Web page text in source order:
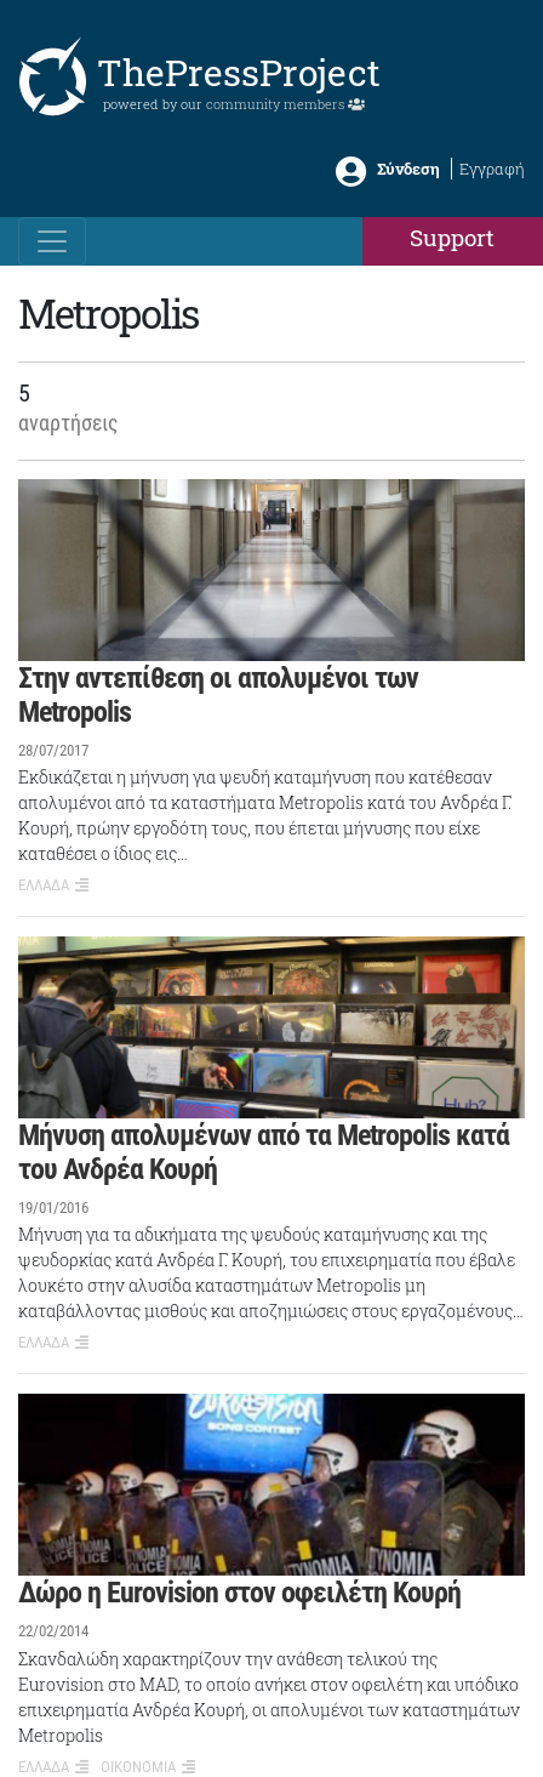
ThePressProject
powered by our community members
Σύνδεση Εγγραφή
Support
Metropolis
5
αναρτήσεις
Στην αντεπίθεση οι απολυμένοι των
Μetropolis
28/07/2017
Εκδικάζεται η μήνυση για ψευδή καταμήνυση που κατέθεσαν
απολυμένοι από τα καταστήματα Metropolis κατά του Ανδρέα Γ.
Κουρή, πρώην εργοδότη τους, που έπεται μήνυσης που είχε
καταθέσει ο ίδιος εις…
ΕΛΛΑΔΑ
Μήνυση απολυμένων από τα Metropolis κατά
του Ανδρέα Κουρή
19/01/2016
Μήνυση για τα αδικήματα της ψευδούς καταμήνυσης και της
ψευδορκίας κατά Ανδρέα Γ. Κουρή, του επιχειρηματία που έβαλε
λουκέτο στην αλυσίδα καταστημάτων Metropolis μη
καταβάλλοντας μισθούς και αποζημιώσεις στους εργαζομένους…
ΕΛΛΑΔΑ
Δώρο η Eurovision στον οφειλέτη Κουρή
22/02/2014
Σκανδαλώδη χαρακτηρίζουν την ανάθεση τελικού της
Eurovision στο MAD, το οποίο ανήκει στον οφειλέτη και υπόδικο
επιχειρηματία Ανδρέα Κουρή, οι απολυμένοι των καταστημάτων
Metropolis
ΕΛΛΑΔΑ ΟΙΚΟΝΟΜΙΑ